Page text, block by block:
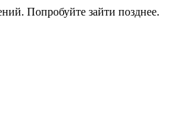
Попробуйте зайти позднее.